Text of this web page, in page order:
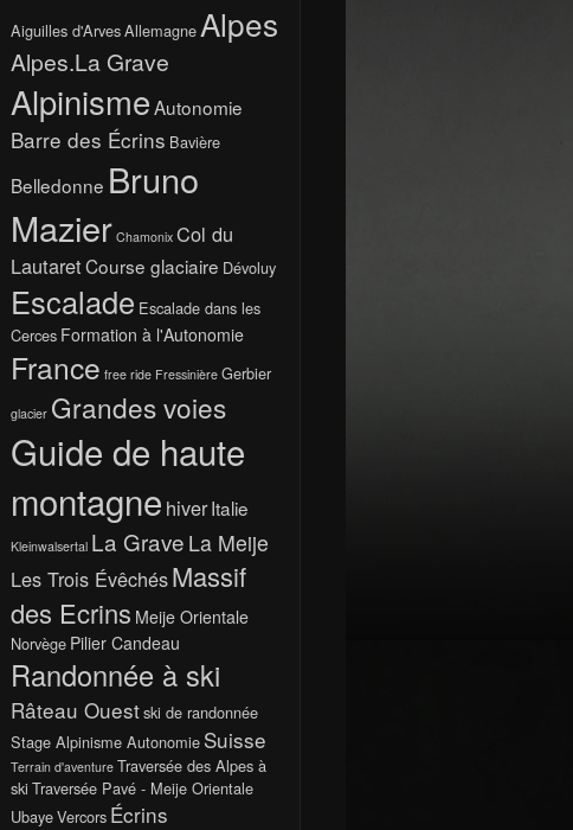
Aiguilles d'ArvesAllemagne Alpes
Alpes.La Grave
AlpinismeAutonomie
Barre des Écrins Bavière
Belledonne Bruno
Mazier Chamonix Col du
LautaretCourse glaciaire Dévoluy
Escalade Escalade dans les
Cerces Formation à l'Autonomie
France free ride Fressinière Gerbier
glacier Grandes voies
Guide de haute
montagne hiverItalie
Kleinwalsertal La Grave La Meije
Les Trois ÉvêchésMassif
des Ecrins Meije Orientale
Norvège Pilier Candeau
Randonnée à ski
Râteau Ouestski de randonnée
Stage Alpinisme Autonomie Suisse
Terrain d'aventure Traversée des Alpes à
ski Traversée Pavé - Meije Orientale
UbayeVercors Écrins